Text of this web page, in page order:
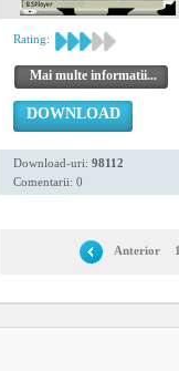
Rating:
Mai multe informatii...
DOWNLOAD
Download-uri: 98112
Comentarii: 0
Anterior